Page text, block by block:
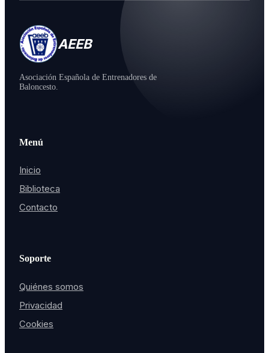
AEEB
Asociación Española de Entrenadores de
Baloncesto.
Menú
Inicio
Biblioteca
Contacto
Soporte
Quiénes somos
Privacidad
Cookies